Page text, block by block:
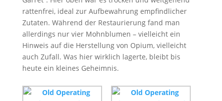
rattenfrei, ideal zur Aufbewahrung empfindlicher
Zutaten. Während der Restaurierung fand man
allerdings nur vier Mohnblumen – vielleicht ein
Hinweis auf die Herstellung von Opium, vielleicht
auch Zufall. Was hier wirklich lagerte, bleibt bis
heute ein kleines Geheimnis.